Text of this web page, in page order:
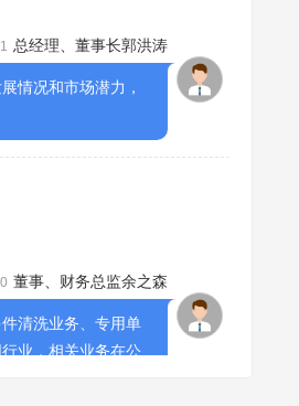
总经理、董事长郭洪涛
情况和市场潜力，
董事、财务总监余之森
清洗业务、专用单
业，相关业务在公